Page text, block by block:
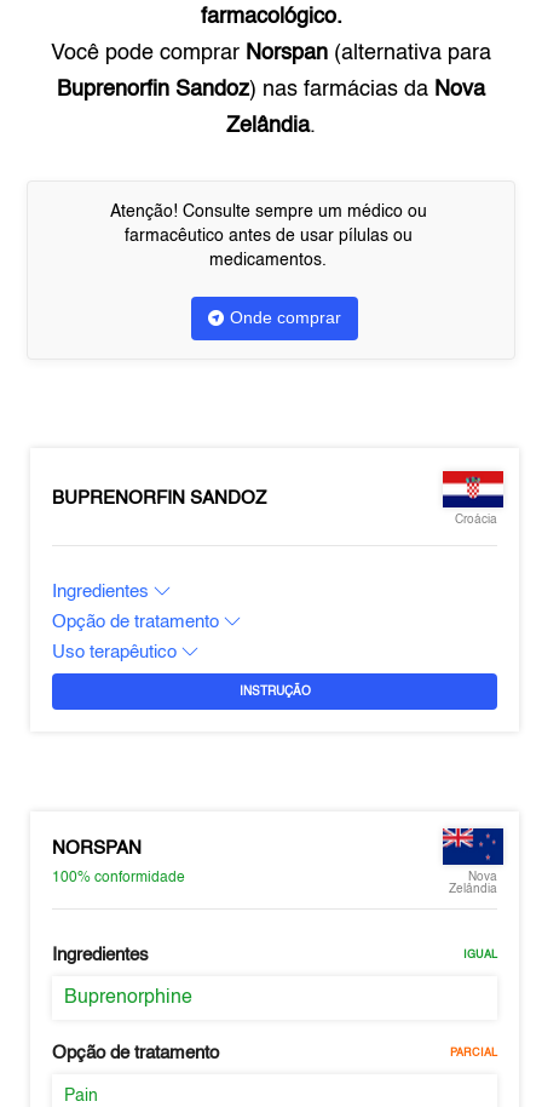
farmacológico.
Você pode comprar Norspan (alternativa para
Buprenorfin Sandoz) nas farmácias da Nova
Zelândia.
Atenção! Consulte sempre um médico ou
farmacêutico antes de usar pílulas ou
medicamentos.
Onde comprar
BUPRENORFIN SANDOZ
Croácia
Ingredientes
Opção de tratamento
Uso terapêutico
INSTRUÇÃO
NORSPAN
100%conformidade
Nova
Zelândia
Ingredientes IGUAL
Buprenorphine
Opção de tratamento PARCIAL
Pain